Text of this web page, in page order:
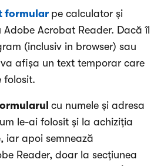
formular pe calculator și
Acrobat Reader. Dacă îl
(inclusiv in browser) sau
afișa un text temporar care
folosit.
cu numele și adresa
le-ai folosit și la achiziția
iar apoi semnează
Reader, doar la secțiunea